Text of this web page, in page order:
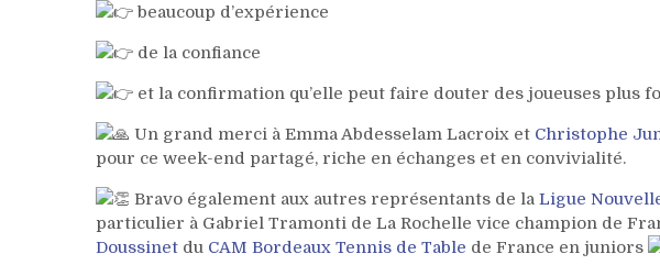
beaucoup d’expérience
de la confiance
et la confirmation qu’elle peut faire douter des joueuses plus
Un grand merci à Emma Abdesselam Lacroix et Christophe
pour ce week-end partagé, riche en échanges et en convivialité.
Bravo également aux autres représentants de la Ligue
particulier à Gabriel Tramonti de La Rochelle vice champion de
Doussinet du CAM Bordeaux Tennis de Table de France en juniors